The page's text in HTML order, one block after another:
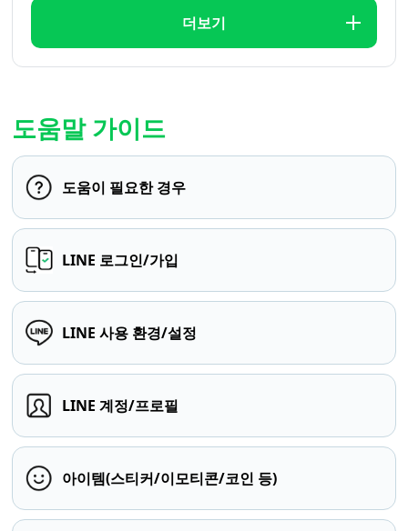
더보기
도움말 가이드
도움이 필요한 경우
LINE 로그인/가입
LINE 사용 환경/설정
LINE 계정/프로필
아이템(스티커/이모티콘/코인 등)